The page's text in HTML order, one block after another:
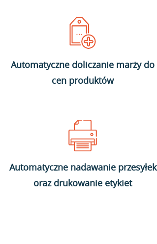
Automatyczne doliczanie marży do
cen produktów
Automatyczne nadawanie przesyłek
oraz drukowanie etykiet